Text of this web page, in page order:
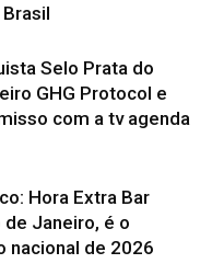
Selo Prata do
GHG Protocol e
com a tv agenda
Hora Extra Bar
de Janeiro, é o
nacional de 2026